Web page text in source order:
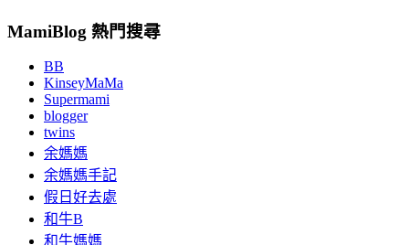
MamiBlog 熱門搜尋
BB
KinseyMaMa
Supermami
blogger
twins
余媽媽
余媽媽手記
假日好去處
和牛B
和牛媽媽